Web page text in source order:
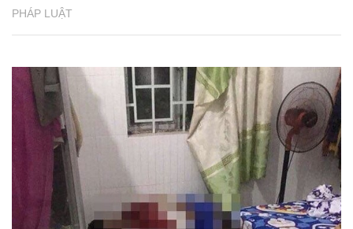
PHÁP LUẬT